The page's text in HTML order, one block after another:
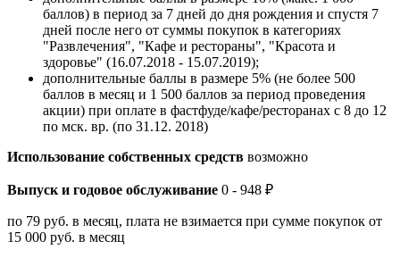
баллов) в период за 7 дней до дня рождения и спустя 7
дней после него от суммы покупок в категориях
"Развлечения", "Кафе и рестораны", "Красота и
здоровье" (16.07.2018 - 15.07.2019);
дополнительные баллы в размере 5% (не более 500
баллов в месяц и 1 500 баллов за период проведения
акции) при оплате в фастфуде/кафе/ресторанах с 8 до 12
по мск. вр. (по 31.12. 2018)
Использование собственных средств возможно
Выпуск и годовое обслуживание 0 - 948 ₽
по 79 руб. в месяц, плата не взимается при сумме покупок от
15 000 руб. в месяц